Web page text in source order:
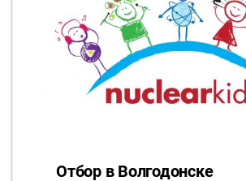
Отбор в Волгодонске